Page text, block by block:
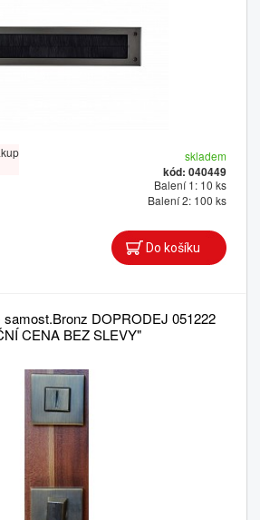
skladem
kód: 040449
Balení 1: 10 ks
Balení 2: 100 ks
DOPRODEJ 051222
CENA BEZ SLEVY"